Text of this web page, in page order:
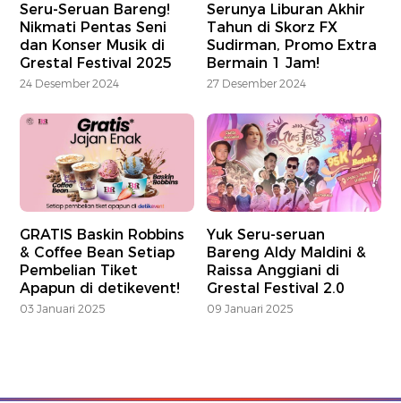
Seru-Seruan Bareng!
Nikmati Pentas Seni
dan Konser Musik di
Grestal Festival 2025
24 Desember 2024
Serunya Liburan Akhir
Tahun di Skorz FX
Sudirman, Promo Extra
Bermain 1 Jam!
27 Desember 2024
GRATIS Baskin Robbins
& Coffee Bean Setiap
Pembelian Tiket
Apapun di detikevent!
03 Januari 2025
Yuk Seru-seruan
Bareng Aldy Maldini &
Raissa Anggiani di
Grestal Festival 2.0
09 Januari 2025